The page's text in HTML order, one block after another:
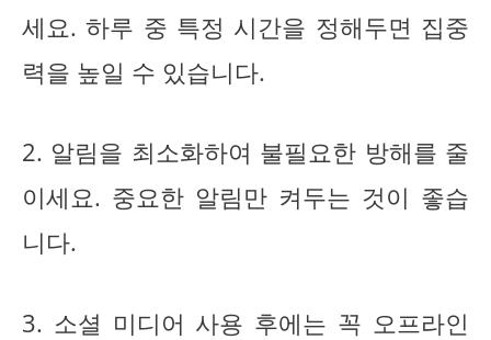
세요. 하루 중 특정 시간을 정해두면 집중
력을 높일 수 있습니다.
2. 알림을 최소화하여 불필요한 방해를 줄
이세요. 중요한 알림만 켜두는 것이 좋습
니다.
3. 소셜 미디어 사용 후에는 꼭 오프라인